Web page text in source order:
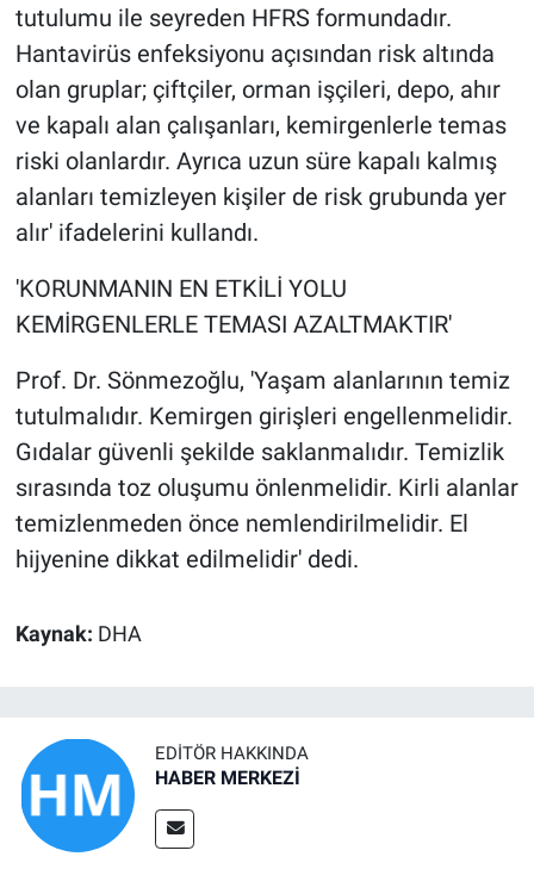
tutulumu ile seyreden HFRS formundadır.
Hantavirüs enfeksiyonu açısından risk altında
olan gruplar; çiftçiler, orman işçileri, depo, ahır
ve kapalı alan çalışanları, kemirgenlerle temas
riski olanlardır. Ayrıca uzun süre kapalı kalmış
alanları temizleyen kişiler de risk grubunda yer
alır' ifadelerini kullandı.
'KORUNMANIN EN ETKİLİ YOLU
KEMİRGENLERLE TEMASI AZALTMAKTIR'
Prof. Dr. Sönmezoğlu, 'Yaşam alanlarının temiz
tutulmalıdır. Kemirgen girişleri engellenmelidir.
Gıdalar güvenli şekilde saklanmalıdır. Temizlik
sırasında toz oluşumu önlenmelidir. Kirli alanlar
temizlenmeden önce nemlendirilmelidir. El
hijyenine dikkat edilmelidir' dedi.
Kaynak: DHA
EDITÖR HAKKINDA
HABER MERKEZİ